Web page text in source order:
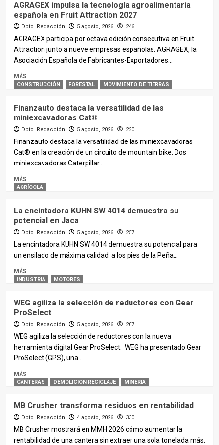
AGRAGEX impulsa la tecnología agroalimentaria
española en Fruit Attraction 2027
Dpto. Redacción 5 agosto, 2026 246
AGRAGEX participa por octava edición consecutiva en Fruit
Attraction junto a nueve empresas españolas. AGRAGEX, la
Asociación Española de Fabricantes-Exportadores...
MÁS
CONSTRUCCIÓN FORESTAL MOVIMIENTO DE TIERRAS
Finanzauto destaca la versatilidad de las
miniexcavadoras Cat®
Dpto. Redacción 5 agosto, 2026 220
Finanzauto destaca la versatilidad de las miniexcavadoras
Cat® en la creación de un circuito de mountain bike. Dos
miniexcavadoras Caterpillar...
MÁS
AGRÍCOLA
La encintadora KUHN SW 4014 demuestra su
potencial en Jaca
Dpto. Redacción 5 agosto, 2026 257
La encintadora KUHN SW 4014 demuestra su potencial para
un ensilado de máxima calidad a los pies de la Peña...
MÁS
INDUSTRIA MOTORES
WEG agiliza la selección de reductores con Gear
ProSelect
Dpto. Redacción 5 agosto, 2026 207
WEG agiliza la selección de reductores con la nueva
herramienta digital Gear ProSelect. WEG ha presentado Gear
ProSelect (GPS), una...
MÁS
CANTERAS DEMOLICION RECICLAJE MINERIA
MB Crusher transforma residuos en rentabilidad
Dpto. Redacción 4 agosto, 2026 330
MB Crusher mostrará en MMH 2026 cómo aumentar la
rentabilidad de una cantera sin extraer una sola tonelada más.